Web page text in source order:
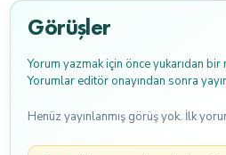
Görüşler
Yorum yazmak için önce yukarıdan
Yorumlar editör onayından sonra
Henüz yayınlanmış görüş yok. İlk